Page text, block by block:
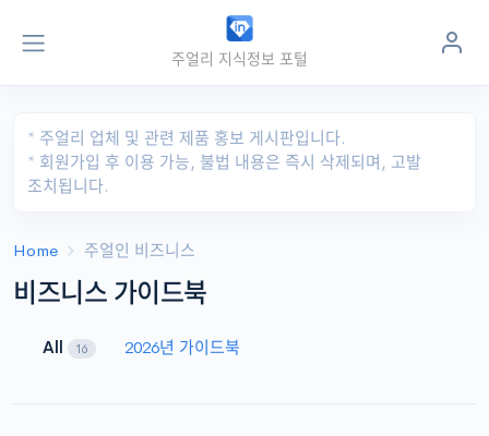
주얼리 지식정보 포털
주얼인
* 주얼리 업체 및 관련 제품 홍보 게시판입니다.
* 회원가입 후 이용 가능, 불법 내용은 즉시 삭제되며, 고발
조치됩니다.
Home 주얼인 비즈니스
비즈니스 가이드북
All 16 2026년 가이드북